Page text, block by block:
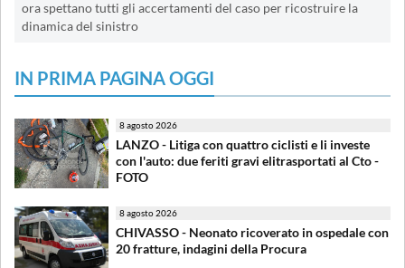
ora spettano tutti gli accertamenti del caso per ricostruire la
dinamica del sinistro
IN PRIMA PAGINA OGGI
8 agosto 2026
LANZO - Litiga con quattro ciclisti e li investe
con l'auto: due feriti gravi elitrasportati al Cto -
FOTO
8 agosto 2026
CHIVASSO - Neonato ricoverato in ospedale con
20 fratture, indagini della Procura